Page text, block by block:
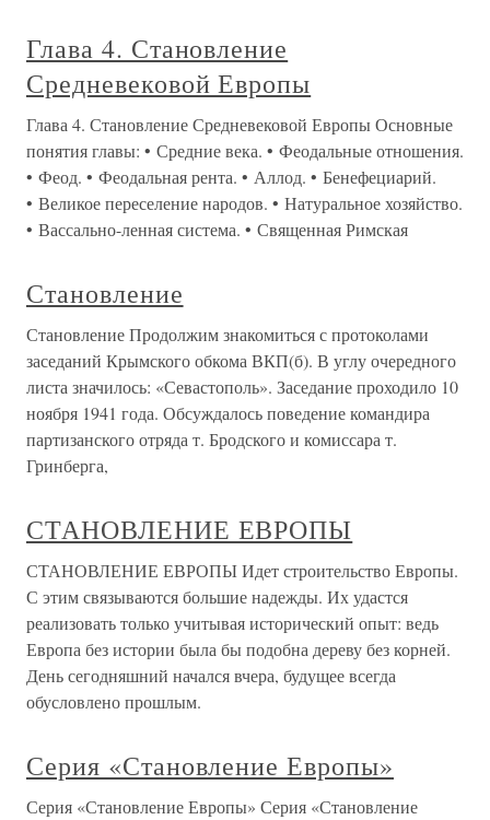
Глава 4. Становление
Средневековой Европы
Глава 4. Становление Средневековой Европы Основные
понятия главы: • Средние века. • Феодальные отношения.
• Феод. • Феодальная рента. • Аллод. • Бенефециарий.
• Великое переселение народов. • Натуральное хозяйство.
• Вассально-ленная система. • Священная Римская
Становление
Становление Продолжим знакомиться с протоколами
заседаний Крымского обкома ВКП(б). В углу очередного
листа значилось: «Севастополь». Заседание проходило 10
ноября 1941 года. Обсуждалось поведение командира
партизанского отряда т. Бродского и комиссара т.
Гринберга,
СТАНОВЛЕНИЕ ЕВРОПЫ
СТАНОВЛЕНИЕ ЕВРОПЫ Идет строительство Европы.
С этим связываются большие надежды. Их удастся
реализовать только учитывая исторический опыт: ведь
Европа без истории была бы подобна дереву без корней.
День сегодняшний начался вчера, будущее всегда
обусловлено прошлым.
Серия «Становление Европы»
Серия «Становление Европы» Серия «Становление